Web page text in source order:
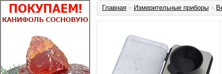
Главная » Измерительные приборы »